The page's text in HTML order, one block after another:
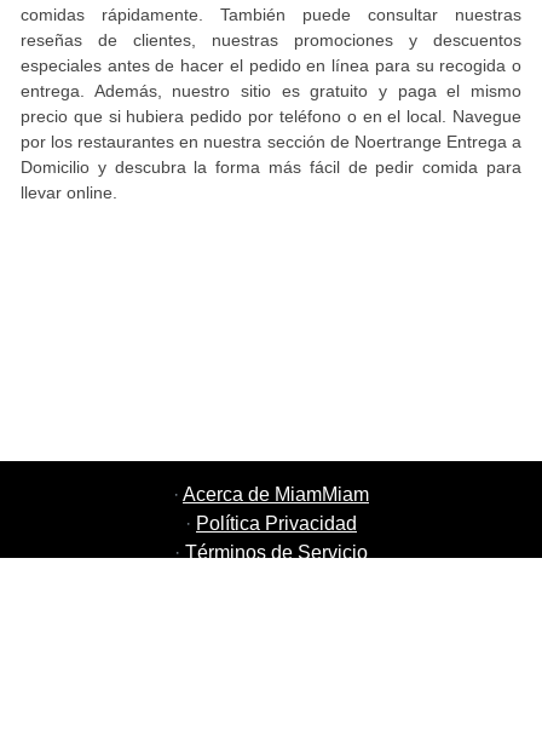
comidas rápidamente. También puede consultar nuestras
reseñas de clientes, nuestras promociones y descuentos
especiales antes de hacer el pedido en línea para su recogida o
entrega. Además, nuestro sitio es gratuito y paga el mismo
precio que si hubiera pedido por teléfono o en el local. Navegue
por los restaurantes en nuestra sección de Noertrange Entrega a
Domicilio y descubra la forma más fácil de pedir comida para
llevar online.
· Acerca de MiamMiam
· Política Privacidad
· Términos de Servicio